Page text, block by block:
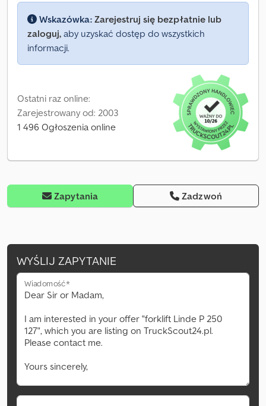
Wskazówka: Zarejestruj się bezpłatnie lub
zaloguj, aby uzyskać dostęp do wszystkich
informacji.
Ostatni raz online:
Zarejestrowany od: 2003
1 496 Ogłoszenia online
Zapytania Zadzwoń
WYŚLIJ ZAPYTANIE
Wiadomość*